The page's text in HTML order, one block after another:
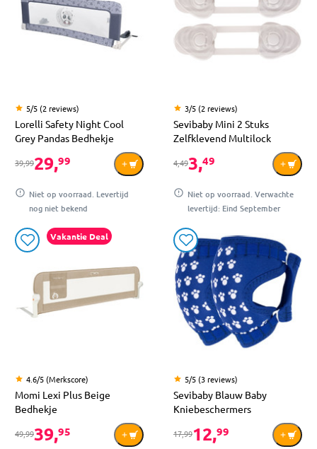
5/5 (2 reviews)
Lorelli Safety Night Cool
Grey Pandas Bedhekje
39,9929,99
Niet op voorraad. Levertijd
nog niet bekend
3/5 (2 reviews)
Sevibaby Mini 2 Stuks
Zelfklevend Multilock
4,493,49
Niet op voorraad. Verwachte
levertijd: Eind September
Vakantie Deal
4.6/5 (Merkscore)
Momi Lexi Plus Beige
Bedhekje
49,9939,95
5/5 (3 reviews)
Sevibaby Blauw Baby
Kniebeschermers
17,9912,99